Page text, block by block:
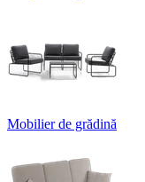
Mobilier de grădină